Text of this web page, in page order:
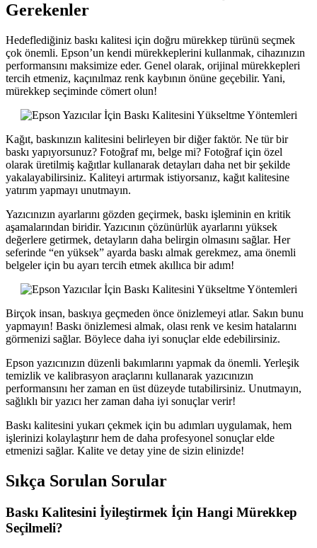
Gerekenler
Hedeflediğiniz baskı kalitesi için doğru mürekkep türünü seçmek
çok önemli. Epson’un kendi mürekkeplerini kullanmak, cihazınızın
performansını maksimize eder. Genel olarak, orijinal mürekkepleri
tercih etmeniz, kaçınılmaz renk kaybının önüne geçebilir. Yani,
mürekkep seçiminde cömert olun!
Kağıt, baskınızın kalitesini belirleyen bir diğer faktör. Ne tür bir
baskı yapıyorsunuz? Fotoğraf mı, belge mi? Fotoğraf için özel
olarak üretilmiş kağıtlar kullanarak detayları daha net bir şekilde
yakalayabilirsiniz. Kaliteyi artırmak istiyorsanız, kağıt kalitesine
yatırım yapmayı unutmayın.
Yazıcınızın ayarlarını gözden geçirmek, baskı işleminin en kritik
aşamalarından biridir. Yazıcının çözünürlük ayarlarını yüksek
değerlere getirmek, detayların daha belirgin olmasını sağlar. Her
seferinde “en yüksek” ayarda baskı almak gerekmez, ama önemli
belgeler için bu ayarı tercih etmek akıllıca bir adım!
Birçok insan, baskıya geçmeden önce önizlemeyi atlar. Sakın bunu
yapmayın! Baskı önizlemesi almak, olası renk ve kesim hatalarını
görmenizi sağlar. Böylece daha iyi sonuçlar elde edebilirsiniz.
Epson yazıcınızın düzenli bakımlarını yapmak da önemli. Yerleşik
temizlik ve kalibrasyon araçlarını kullanarak yazıcınızın
performansını her zaman en üst düzeyde tutabilirsiniz. Unutmayın,
sağlıklı bir yazıcı her zaman daha iyi sonuçlar verir!
Baskı kalitesini yukarı çekmek için bu adımları uygulamak, hem
işlerinizi kolaylaştırır hem de daha profesyonel sonuçlar elde
etmenizi sağlar. Kalite ve detay yine de sizin elinizde!
Sıkça Sorulan Sorular
Baskı Kalitesini İyileştirmek İçin Hangi Mürekkep
Seçilmeli?